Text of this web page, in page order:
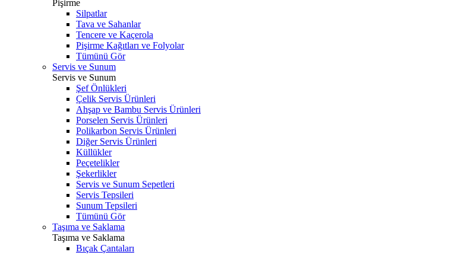
Pişirme
Silpatlar
Tava ve Sahanlar
Tencere ve Kaçerola
Pişirme Kağıtları ve Folyolar
Tümünü Gör
Servis ve Sunum
Servis ve Sunum
Şef Önlükleri
Çelik Servis Ürünleri
Ahşap ve Bambu Servis Ürünleri
Porselen Servis Ürünleri
Polikarbon Servis Ürünleri
Diğer Servis Ürünleri
Küllükler
Peçetelikler
Şekerlikler
Servis ve Sunum Sepetleri
Servis Tepsileri
Sunum Tepsileri
Tümünü Gör
Taşıma ve Saklama
Taşıma ve Saklama
Bıçak Çantaları